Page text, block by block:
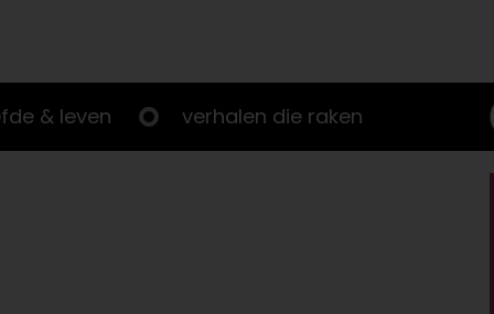
& leven verhalen die raken